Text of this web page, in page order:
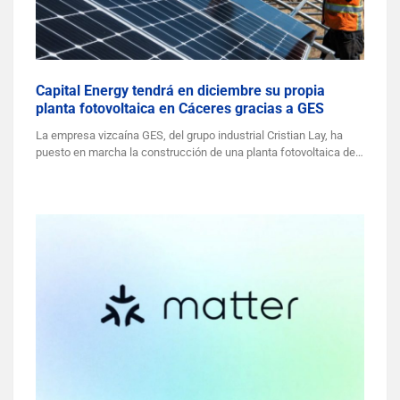
Capital Energy tendrá en diciembre su propia
planta fotovoltaica en Cáceres gracias a GES
La empresa vizcaína GES, del grupo industrial Cristian Lay, ha
puesto en marcha la construcción de una planta fotovoltaica de…